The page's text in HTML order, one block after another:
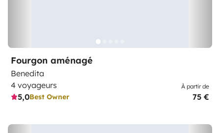
Fourgon aménagé
Benedita
4 voyageurs
5,0Best Owner
À partir de
75 €